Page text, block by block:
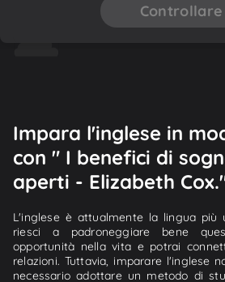
Controllare
Impara l'inglese in
con " I benefici di
aperti - Elizabeth
L'inglese è attualmente la lingua più
riesci a padroneggiare bene
opportunità nella vita e potrai
relazioni. Tuttavia, imparare l'inglese
necessario adottare un metodo di